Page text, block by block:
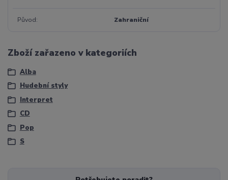
Původ Zahraniční
Zboží zařazeno v kategoriích
Alba
Hudební styly
Interpret
CD
Pop
S